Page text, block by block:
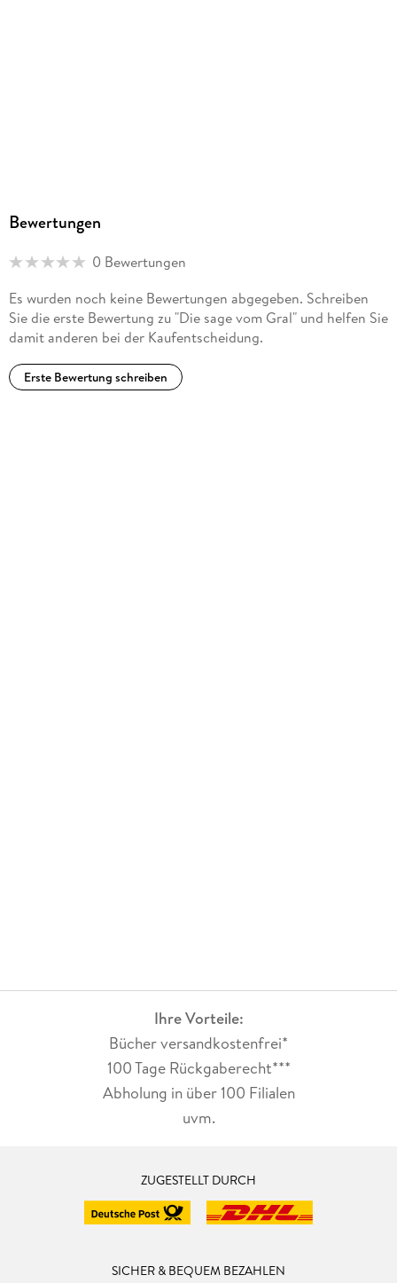
Bewertungen
0 Bewertungen
Es wurden noch keine Bewertungen abgegeben. Schreiben
Sie die erste Bewertung zu "Die sage vom Gral" und helfen Sie
damit anderen bei der Kaufentscheidung.
Erste Bewertung schreiben
Ihre Vorteile:
Bücher versandkostenfrei*
100 Tage Rückgaberecht***
Abholung in über 100 Filialen
uvm.
ZUGESTELLT DURCH
SICHER & BEQUEM BEZAHLEN